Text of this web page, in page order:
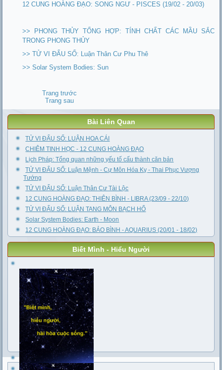
12 CUNG HOÀNG ĐẠO: SONG NGƯ - PISCES (19/02 - 20/03)
>> PHONG THỦY TỔNG HỢP: TÍNH CHẤT CÁC MẦU SẮC
TRONG PHONG THỦY
>> TỬ VI ĐẨU SỐ: Luận Thân Cư Phu Thê
>> Solar System Bodies: Sun
Trang trước
Trang sau
Bài Liên Quan
TỬ VI ĐẨU SỐ: LUẬN HOA CÁI
CHIÊM TINH HỌC - 12 CUNG HOÀNG ĐẠO
Lịch Pháp: Tổng quan những yếu tố cấu thành căn bản
TỬ VI ĐẨU SỐ: Luận Mệnh - Cự Môn Hóa Kỵ - Thai Phục Vượng
Tướng
TỬ VI ĐẨU SỐ: Luận Thân Cư Tài Lộc
12 CUNG HOÀNG ĐẠO: THIÊN BÌNH - LIBRA (23/09 - 22/10)
TỬ VI ĐẨU SỐ: LUẬN TANG MÔN BẠCH HỔ
Solar System Bodies: Earth - Moon
12 CUNG HOÀNG ĐẠO: BẢO BÌNH - AQUARIUS (20/01 - 18/02)
Biết Mình - Hiểu Người